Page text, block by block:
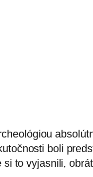
boli
to vyjasnili,